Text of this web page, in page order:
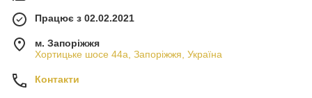
Працює з 02.02.2021
м. Запоріжжя
Хортицьке шосе 44а, Запоріжжя, Україна
Контакти